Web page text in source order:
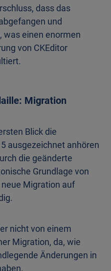
dass das
und
was einen enormen
von CKEditor
Migration
Blick die
ausgezeichnet anhören
die geänderte
Grundlage von
Migration auf
nicht von einem
Migration, da, wie
Änderungen in